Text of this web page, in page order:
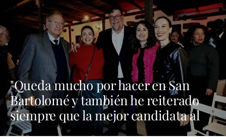
"Queda mucho por hacer en San
Bartolomé y también he reiterado
siempre que la mejor candidata al
Cabildo es María Dolores Corujo"